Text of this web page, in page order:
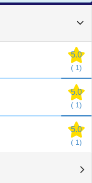
5.0
( 1)
5.0
( 1)
5.0
( 1)